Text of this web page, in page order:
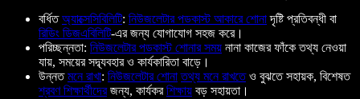
বর্ধিতঅ্যাক্সেসিবিলিটি: নিউজলেটার পডকাস্ট আকারে শোনাদৃষ্টি প্রতিবন্ধী বা
রিডিং ডিজএবিলিটি-এর জন্য যোগাযোগ সহজ করে।
পরিচ্ছন্নতা: নিউজলেটার পডকাস্ট শোনার সময় নানা কাজের ফাঁকে তথ্য নেওয়া
যায়, সময়ের সদ্ব্যবহার ও কার্যকারিতা বাড়ে।
উন্নতমনে রাখা: নিউজলেটার শোনা তথ্য মনে রাখতেও বুঝতে সহায়ক, বিশেষত
শ্রবণ শিক্ষার্থীদেরজন্য, কার্যকরশিক্ষায় বড় সহায়তা।